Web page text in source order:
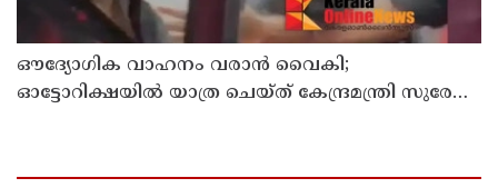
ഔദ്യോഗിക വാഹനം വരാന്‍ വൈകി;
ഓട്ടോറിക്ഷയില്‍ യാത്ര ചെയ്ത് കേന്ദ്രമന്ത്രി സുരേഷ്